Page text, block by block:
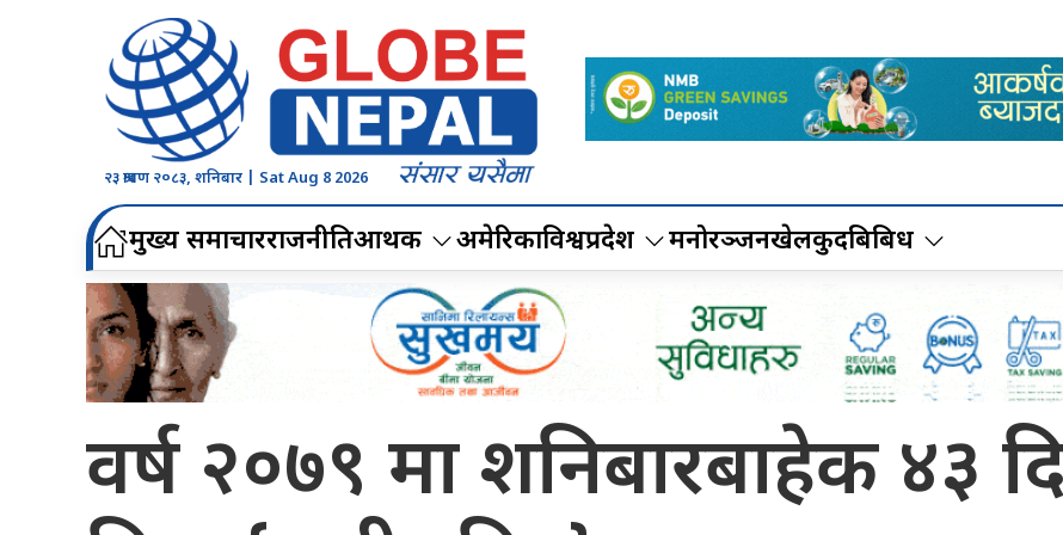
२३ श्रावण २०८३, शनिबार | Sat Aug 8 2026
मुख्य समाचारराजनीतिआर्थिक अमेरिकाविश्वप्रदेश मनोरञ्जनखेलकुदबिबिध
वर्ष २०७९ मा शनिबारबाहेक ४३